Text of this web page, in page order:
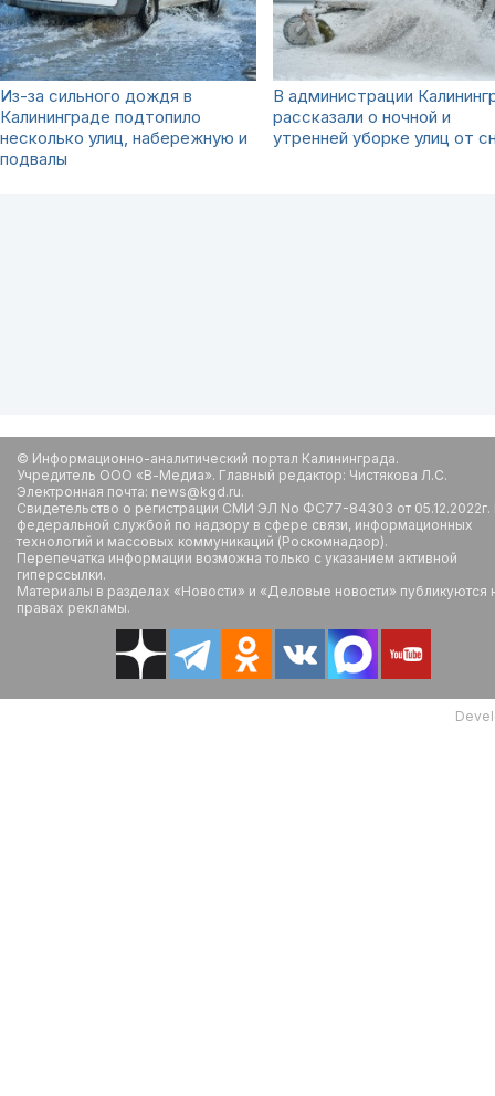
Из-за сильного дождя в
Калининграде подтопило
несколько улиц, набережную и
подвалы
В администрации
рассказали о ночной и
утренней уборке улиц от
© Информационно-аналитический портал Калининграда.
Учредитель ООО «В-Медиа». Главный редактор: Чистякова Л.С.
Электронная почта: news@kgd.ru.
Свидетельство о регистрации СМИ ЭЛ No ФС77-84303 от
федеральной службой по надзору в сфере связи, информационных
технологий и массовых коммуникаций (Роскомнадзор).
Перепечатка информации возможна только с указанием активной
гиперссылки.
Материалы в разделах «Новости» и «Деловые новости» публикуются
правах рекламы.